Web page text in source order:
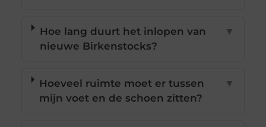
Hoe lang duurt het inlopen van
nieuwe Birkenstocks?
▼
Hoeveel ruimte moet er tussen
mijn voet en de schoen zitten?
▼